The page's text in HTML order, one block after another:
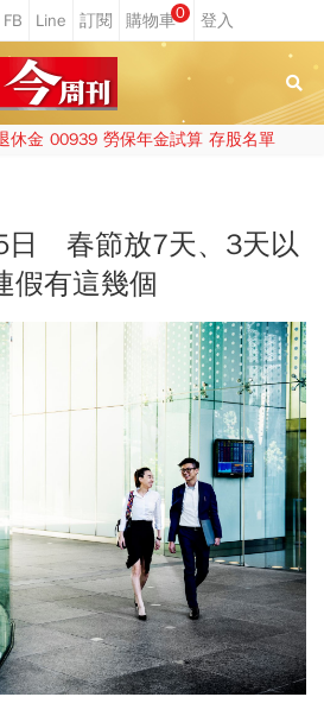
0
休金 00939 勞保年金試算 存股名單
日 春節放7天、3天以
假有這幾個